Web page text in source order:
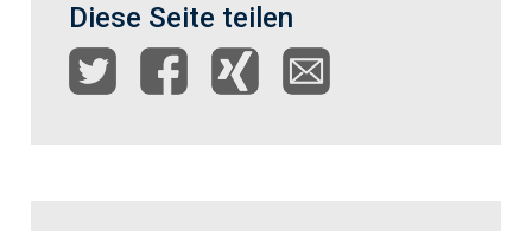
Diese Seite teilen